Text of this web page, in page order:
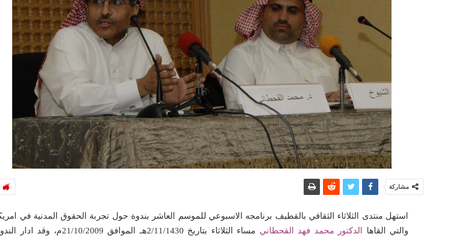
مشاركة
استهل منتدى الثلاثاء الثقافي بالقطيف برنامجه الاسبوعي للموسم العاشر بندوة حول تجربة الحقوق المدنية في
والتي القاها
الدكتور محمد فهد القحطاني
مساء الثلاثاء بتاريخ 2/11/1430هـ الموافق 21/10/2009م، وقد ادار